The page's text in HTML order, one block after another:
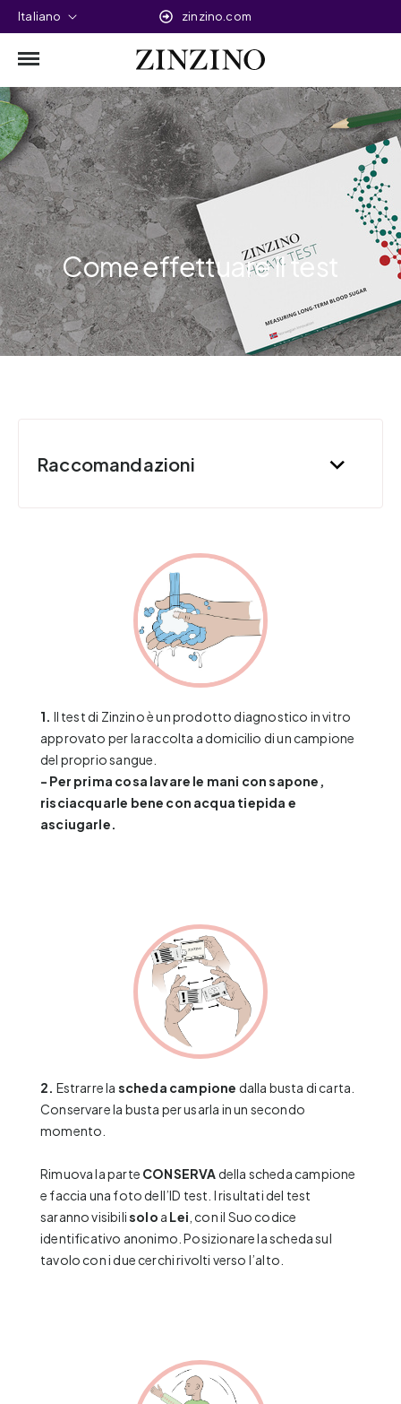
Italiano zinzino.com
Come effettuare il test
Raccomandazioni
1. Il test di Zinzino è un prodotto diagnostico in vitro
approvato per la raccolta a domicilio di un campione
del proprio sangue.
- Per prima cosa lavare le mani con sapone,
risciacquarle bene con acqua tiepida e
asciugarle.
2. Estrarre la scheda campione dalla busta di carta.
Conservare la busta per usarla in un secondo
momento.
Rimuova la parte CONSERVAdella scheda campione
e faccia una foto dell’ID test. I risultati del test
saranno visibilisolo a Lei , con il Suo codice
identificativo anonimo. Posizionare la scheda sul
tavolo con i due cerchi rivolti verso l’alto.